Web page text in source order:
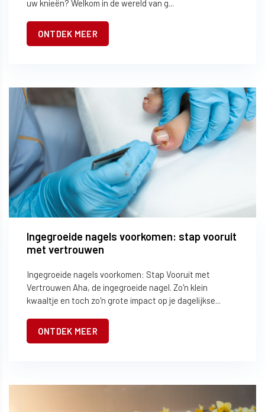
uw knieën? Welkom in de wereld van g...
ONTDEK MEER
Ingegroeide nagels voorkomen: stap vooruit
met vertrouwen
Ingegroeide nagels voorkomen: Stap Vooruit met
Vertrouwen Aha, de ingegroeide nagel. Zo'n klein
kwaaltje en toch zo'n grote impact op je dagelijkse...
ONTDEK MEER